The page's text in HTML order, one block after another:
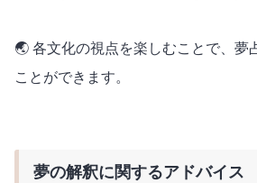
🌏 各文化の視点を楽しむことで、夢
ことができます。
夢の解釈に関するアドバイス